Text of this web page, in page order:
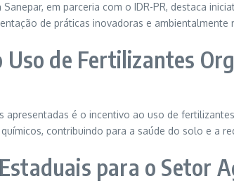
em parceria com o IDR-PR, destaca
de práticas inovadoras e ambientalmente
Uso de Fertilizantes
apresentadas é o incentivo ao uso de
contribuindo para a saúde do solo e a
para o Setor